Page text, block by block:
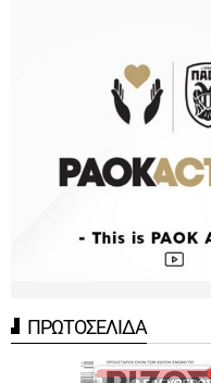
ΠΡΩΤΟΣΕΛΙΔΑ